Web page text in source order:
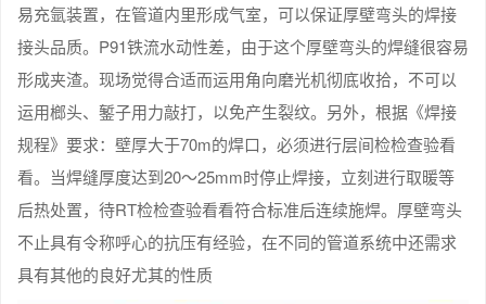
易充氩装置，在管道内里形成气室，可以保证厚壁弯头的焊接
接头品质。P91铁流水动性差，由于这个厚壁弯头的焊缝很容易
形成夹渣。现场觉得合适而运用角向磨光机彻底收拾，不可以
运用榔头、錾子用力敲打，以免产生裂纹。另外，根据《焊接
规程》要求：壁厚大于70m的焊口，必须进行层间检检查验看
看。当焊缝厚度达到20～25mm时停止焊接，立刻进行取暖等
后热处置，待RT检检查验看看符合标准后连续施焊。厚壁弯头
不止具有令称呼心的抗压有经验，在不同的管道系统中还需求
具有其他的良好尤其的性质